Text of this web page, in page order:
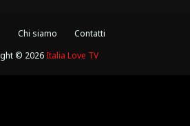
Chi siamo
Contatti
© 2026 Italia Love TV